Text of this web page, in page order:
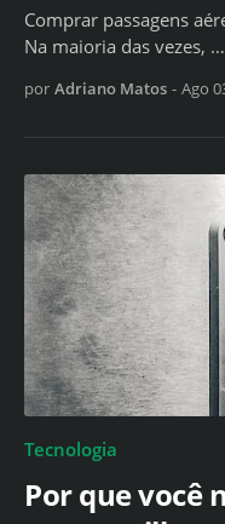
Comprar passagens
Na maioria das vezes, …
por Adriano Matos - Ago
Tecnologia
Por que você